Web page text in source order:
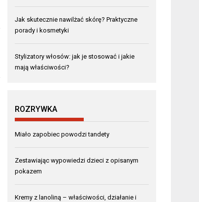
Jak skutecznie nawilżać skórę? Praktyczne
porady i kosmetyki
Stylizatory włosów: jak je stosować i jakie
mają właściwości?
ROZRYWKA
Miało zapobiec powodzi tandety
Zestawiając wypowiedzi dzieci z opisanym
pokazem
Kremy z lanoliną – właściwości, działanie i